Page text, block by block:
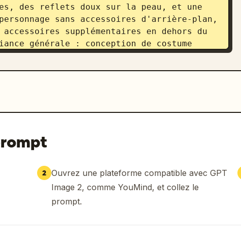
des reflets doux sur la peau, et une
sans accessoires d'arrière-plan,
supplémentaires en dehors du
générale : conception de costume
vivant, dans des tons turquoise, blanc,
2 Ouvrez une plateforme compatible avec GPT
Image 2, comme YouMind, et collez le
prompt.